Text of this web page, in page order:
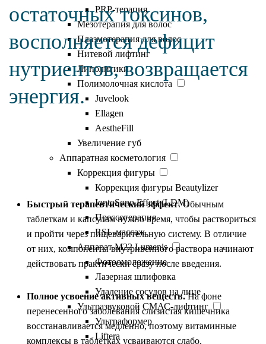
PRP-терапия
Мезотерапия для волос
Плазмотерапия для волос
Нитевой лифтинг
Липолитики
Полимолочная кислота
Juvelook
Ellagen
AestheFill
Увеличение губ
Аппаратная косметология
Коррекция фигуры
Коррекция фигуры Beautylizer
IontoSono Effect (LDM)
Прессотерапия
RSL-массаж
Аппарат М22 Lumenis
Фотоомоложение
Лазерная шлифовка
Удаление сосудов на лице
Ультразвуковой СМАС-лифтинг
Ультраформер
Liftera
остаточных токсинов,
восполняется дефицит
нутриентов, возвращается
энергия.
Преимущества
Быстрый терапевтический эффект. Обычным
таблеткам и капсулам нужно время, чтобы раствориться
и пройти через пищеварительную систему. В отличие
от них, компоненты внутривенного раствора начинают
действовать практически сразу после введения.
Полное усвоение активных веществ.На фоне
перенесенного заболевания слизистая кишечника
восстанавливается медленно, поэтому витаминные
комплексы в таблетках усваиваются слабо.